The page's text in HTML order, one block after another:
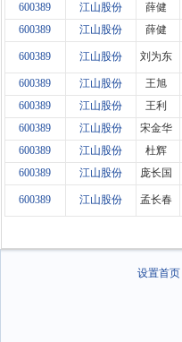
600389
江山股份 薛健
600389
江山股份 薛健
600389 江山股份 刘为东
600389 江山股份 王旭
600389
江山股份 王利
600389
江山股份 宋金华
600389
江山股份 杜辉
600389
江山股份 庞长国
600389 江山股份 孟长春
设置首页